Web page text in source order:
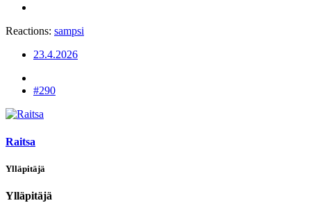
Reactions: sampsi
23.4.2026
#290
Raitsa
Ylläpitäjä
Ylläpitäjä